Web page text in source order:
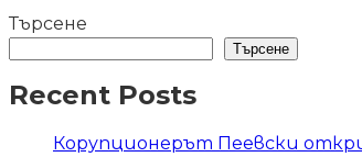
Търсене
Търсене
Recent Posts
Корупционерът Пеевски